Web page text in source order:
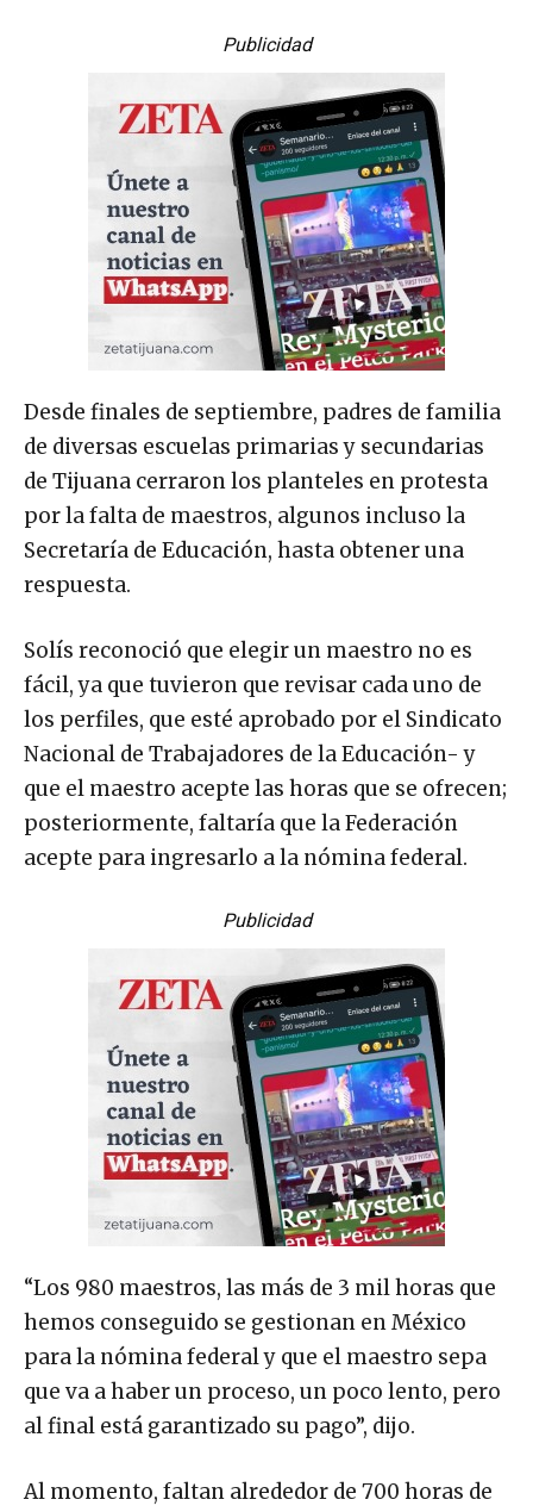
Publicidad
Desde finales de septiembre, padres de familia
de diversas escuelas primarias y secundarias
de Tijuana cerraron los planteles en protesta
por la falta de maestros, algunos incluso la
Secretaría de Educación, hasta obtener una
respuesta.
Solís reconoció que elegir un maestro no es
fácil, ya que tuvieron que revisar cada uno de
los perfiles, que esté aprobado por el Sindicato
Nacional de Trabajadores de la Educación- y
que el maestro acepte las horas que se ofrecen;
posteriormente, faltaría que la Federación
acepte para ingresarlo a la nómina federal.
Publicidad
“Los 980 maestros, las más de 3 mil horas que
hemos conseguido se gestionan en México
para la nómina federal y que el maestro sepa
que va a haber un proceso, un poco lento, pero
al final está garantizado su pago”, dijo.
Al momento, faltan alrededor de 700 horas de